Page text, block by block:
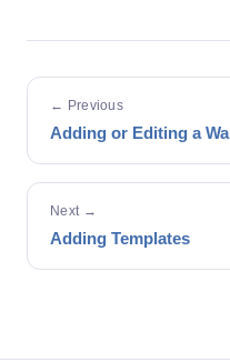
← Previous
Adding or Editing a
Next →
Adding Templates